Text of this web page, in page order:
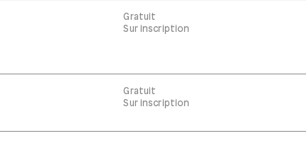
Gratuit
Sur inscription
Gratuit
Sur inscription